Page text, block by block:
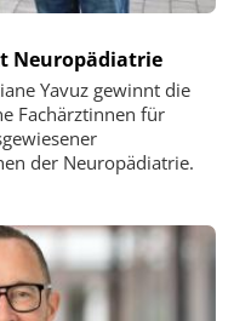
Neuropädiatrie
Yavuz gewinnt die
Fachärztinnen für
der Neuropädiatrie.